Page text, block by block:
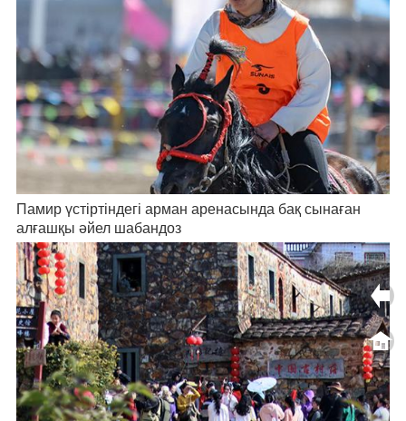
Памир үстіртіндегі арман аренасында бақ сынаған
алғашқы әйел шабандоз